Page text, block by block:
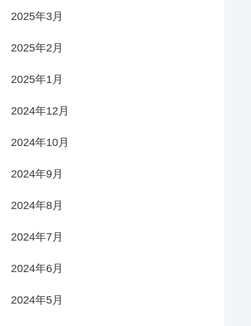
2025年3月
2025年2月
2025年1月
2024年12月
2024年10月
2024年9月
2024年8月
2024年7月
2024年6月
2024年5月